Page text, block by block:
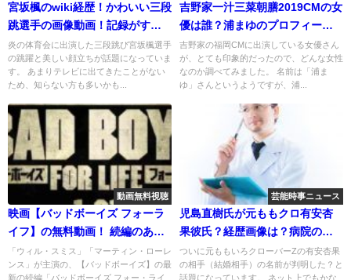
宮坂楓のwiki経歴！かわいい三段
跳選手の画像動画！記録がすご
い！
炎の体育会に出演した三段跳び宮坂楓選手
の跳躍と美しい顔立ちが話題になっていま
す。 あまりテレビに出てきたことがない
ため、知らない方も多いかも...
吉野家一汁三菜朝膳2019CMの女
優は誰？浦まゆのプロフィール
や画像紹介
吉野家の福岡CMに出演している女優さん
が、とても印象的だったので、どんな女性
なのか調べてみました。 名前は「浦ま
ゆ」さんというようですが、浦...
動画無料視聴
映画【バッドボーイズ フォーラ
イフ】の無料動画！ 続編のあら
すじ感想と映画館情報！
「ウィル・スミス」「マーティン・ローレ
ンス」が主演の、【バッドボーイズ】の最
新の続編「バッドボーイズ フォー・ライ
芸能時事ニュース
児島直樹氏が元ももクロ有安杏
果彼氏？経歴画像は？病院の名
前は？
ついに元ももいろクローバーZの有安杏果
の相手（結婚相手）の名前が判明した？と
話題になっています。 ネット上でもかな